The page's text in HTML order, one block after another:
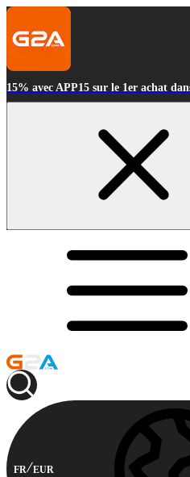
15% avec APP15 sur le 1er achat
FR EUR